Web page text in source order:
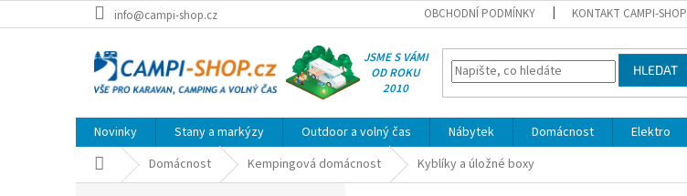
na
info@campi-shop.cz OBCHODNÍ PODMÍNKY KONTAKT CAMPI-SHOP
JSME S VÁMI
OD ROKU
2010
HLEDAT
Novinky Stany a markýzy Outdoor a volný čas Nábytek Domácnost Elektro
Domů Domácnost Kempingová domácnost Kyblíky a úložné boxy